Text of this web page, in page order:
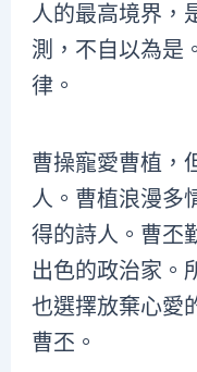
人的最高境界，
測，不自以為是
律。
曹操寵愛曹植，
人。曹植浪漫多
得的詩人。曹丕
出色的政治家。
也選擇放棄心愛
曹丕。